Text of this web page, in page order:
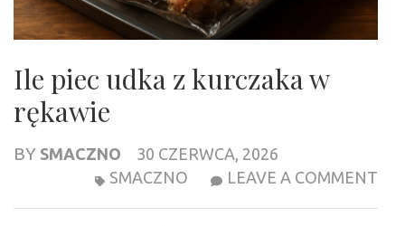
Ile piec udka z kurczaka w
rękawie
BY SMACZNO
30 CZERWCA, 2026
LEAVE A COMMENT
SMACZNO